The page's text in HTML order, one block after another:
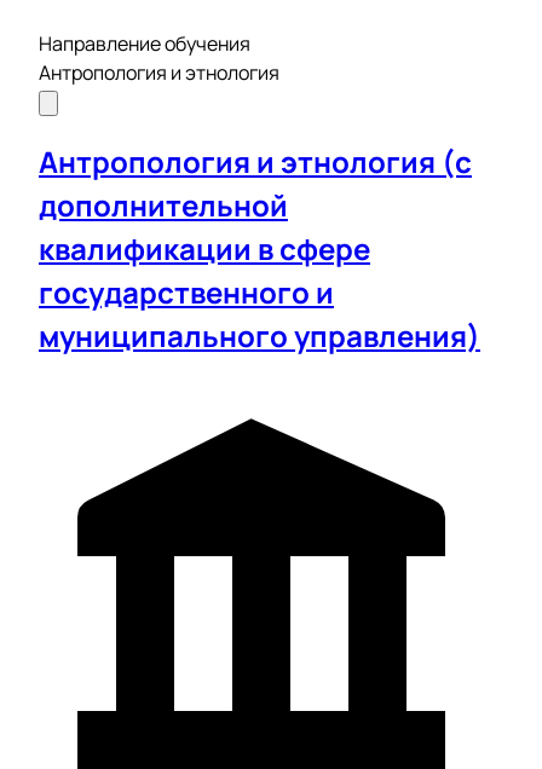
Направление обучения
Антропология и этнология
Антропология и этнология (с
дополнительной
квалификации в сфере
государственного и
муниципального управления)